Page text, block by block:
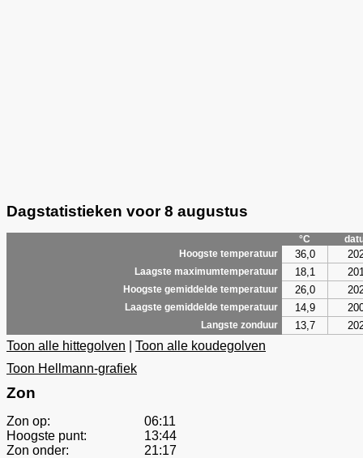
Dagstatistieken voor 8 augustus
°C
Hoogste temperatuur
36,0
Laagste maximumtemperatuur 18,1
Hoogste gemiddelde temperatuur 26,0
Laagste gemiddelde temperatuur 14,9
Langste zonduur 13,7
Toon alle hittegolven
Toon alle koudegolven
Toon Hellmann-grafiek
Zon
Zon op:
06:11
Hoogste punt:
13:44
Zon onder:
21:17